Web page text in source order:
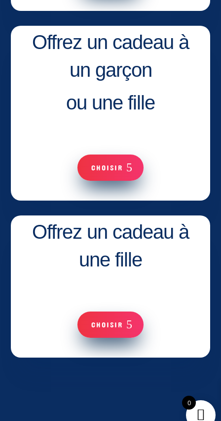
Offrez un cadeau à
un garçon
ou une fille
CHOISIR
Offrez un cadeau à
une fille
CHOISIR
0